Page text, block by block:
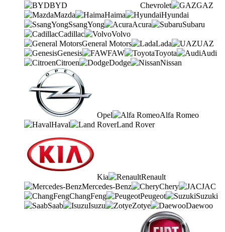
BYD Chevrolet
GAZ
Mazda
Haima
Hyundai
SsangYong
Acura
Subaru
Cadillac
Volvo
General Motors
Lada
UAZ
Genesis
FAW Toyota
Audi
Citroen
Dodge Nissan
Opel
Alfa Romeo
Haval
Land Rover
Kia
Renault
Mercedes-Benz
Chery
JAC
ChangFeng
Peugeot
Suzuki
Saab
Isuzu Zotye Daewoo